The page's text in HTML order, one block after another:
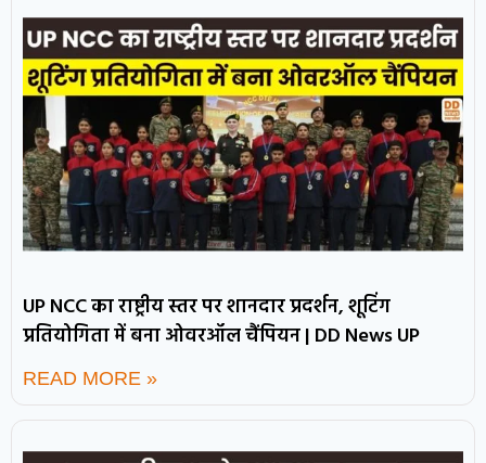
UP NCC का राष्ट्रीय स्तर पर शानदार प्रदर्शन, शूटिंग
प्रतियोगिता में बना ओवरऑल चैंपियन | DD News UP
READ MORE »